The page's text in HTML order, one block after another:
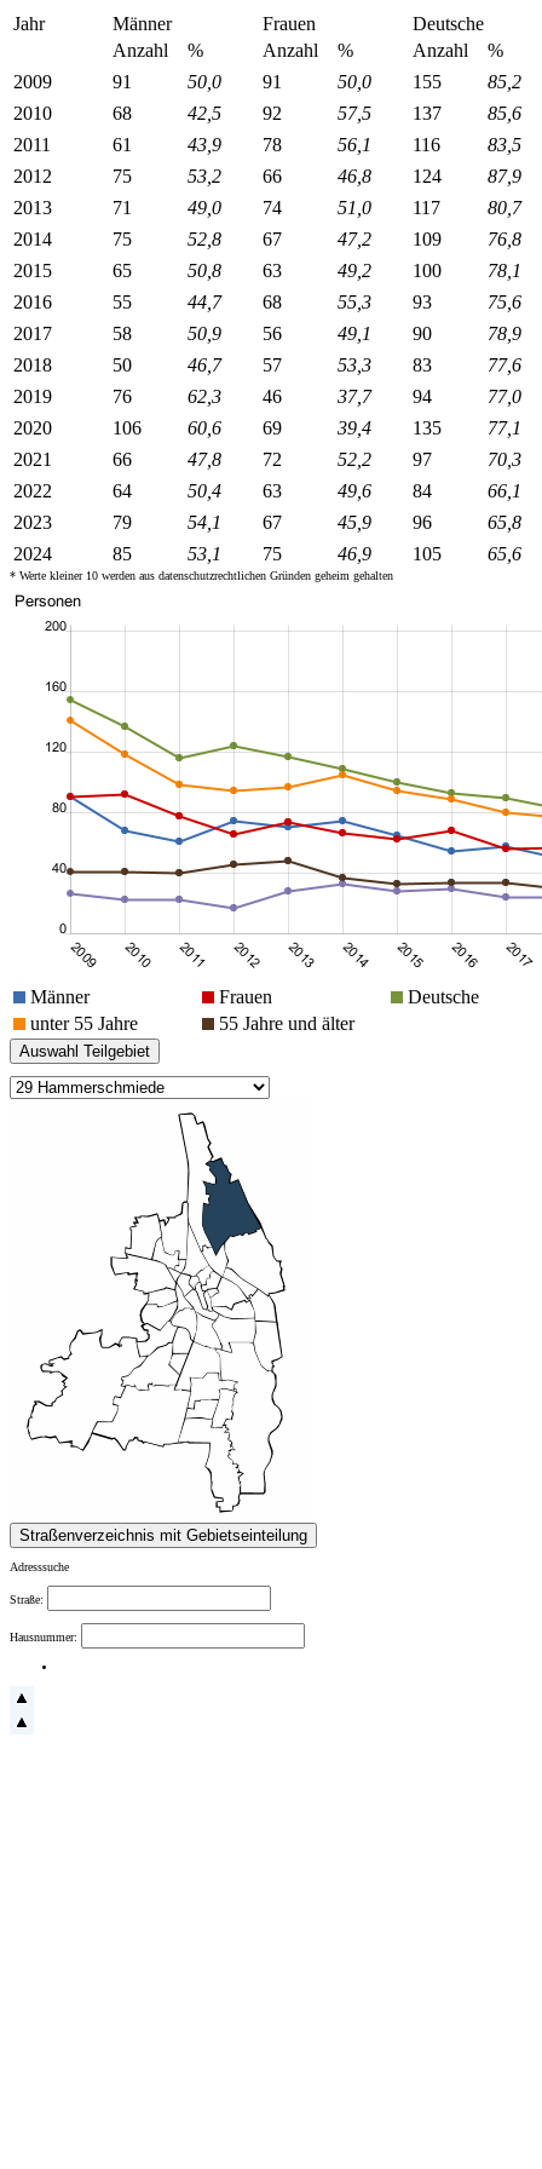
Jahr Männer Frauen
Deutsche
Anzahl
% Anzahl % Anzahl
%
2009
91 50,0 91 50,0 155
85,2
2010
68 42,5 92 57,5 137
85,6
2011
61 43,9 78 56,1 116
83,5
2012
75 53,2 66 46,8 124
87,9
2013
71 49,0 74 51,0 117
80,7
2014
75 52,8 67 47,2 109
76,8
2015
65 50,8 63 49,2 100
78,1
2016
55 44,7 68 55,3 93
75,6
2017
58 50,9 56 49,1 90
78,9
2018
50 46,7 57 53,3 83
77,6
2019
76 62,3 46 37,7 94
77,0
2020
106 60,6 69 39,4 135
77,1
2021
66 47,8 72 52,2 97
70,3
2022
64 50,4 63 49,6 84
66,1
2023
79 54,1 67 45,9 96
65,8
2024
85 53,1 75 46,9 105 65,6
* Werte kleiner 10 werden aus datenschutzrechtlichen Gründen geheim gehalten
Männer Frauen
Deutsche
unter 55 Jahre
55 Jahre und älter
Adresssuche
Straße:
Hausnummer: